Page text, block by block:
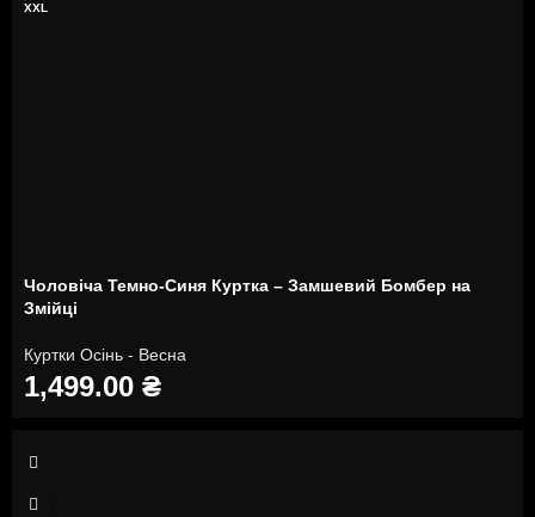
XXL
Чоловіча Темно-Синя Куртка – Замшевий Бомбер на
Змійці
Куртки Осінь - Весна
1,499.00 ₴
S
M